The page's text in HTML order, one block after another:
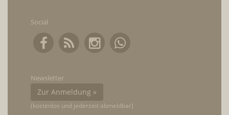
Social
Newsletter
Zur Anmeldung »
(kostenlos und jederzeit abmeldbar)